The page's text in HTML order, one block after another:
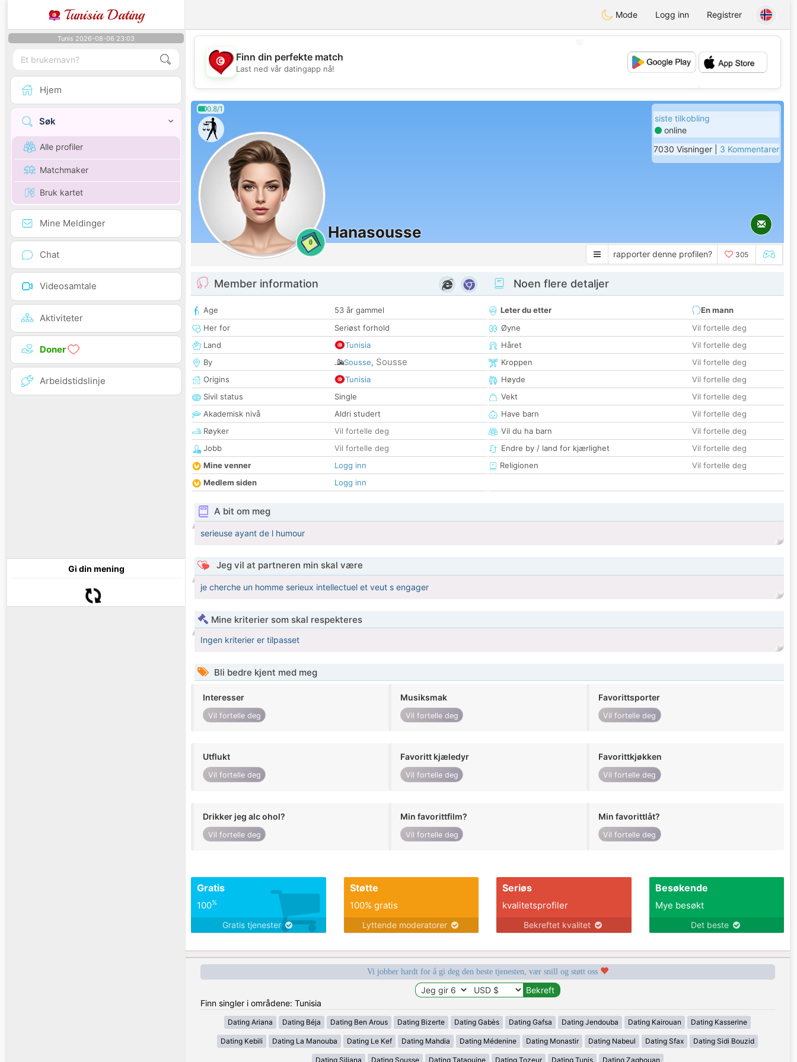
Tunisia Dating Mode Logg inn Registrer
Tunis 2026-08-06 23:03
Hjem
Søk
Alle profiler
Matchmaker
Bruk kartet
Mine Meldinger
Chat
Videosamtale
Aktiviteter
Doner
Arbeidstidslinje
Gi din mening
💖
💕
Finn din perfekte match
Last ned vår datingapp nå!
0.8/1
0
Hanasousse
siste tilkobling
online
7030 Visninger | 3 Kommentarer
rapporter denne profilen? 305
Member information
Age
53 år gammel
Her for
Seriøst forhold
Land
Tunisia
By
Sousse, Sousse
Origins
Tunisia
Sivil status
Single
Akademisk nivå
Aldri studert
Røyker
Vil fortelle deg
Jobb
Vil fortelle deg
Mine venner
Logg inn
Medlem siden
Logg inn
Noen flere detaljer
Leter du etter
En mann
Øyne
Vil fortelle deg
Håret
Vil fortelle deg
Kroppen
Vil fortelle deg
Høyde
Vil fortelle deg
Vekt
Vil fortelle deg
Have barn
Vil fortelle deg
Vil du ha barn
Vil fortelle deg
Endre by / land for kjærlighet
Vil fortelle deg
Religionen
Vil fortelle deg
A bit om meg
serieuse ayant de l humour
Jeg vil at partneren min skal være
je cherche un homme serieux intellectuel et veut s engager
Mine kriterier som skal respekteres
Ingen kriterier er tilpasset
Bli bedre kjent med meg
Interesser
Vil fortelle deg
Musiksmak
Vil fortelle deg
Favorittsporter
Vil fortelle deg
Utflukt
Vil fortelle deg
Favoritt kjæledyr
Vil fortelle deg
Favorittkjøkken
Vil fortelle deg
Drikker jeg alc ohol?
Vil fortelle deg
Min favorittfilm?
Vil fortelle deg
Min favorittlåt?
Vil fortelle deg
Gratis
100%
Gratis tjenester
Støtte
100% gratis
Lyttende moderatorer
Seriøs
kvalitetsprofiler
Bekreftet kvalitet
Besøkende
Mye besøkt
Det beste
Vi jobber hardt for å gi deg den beste tjenesten, vær snill og støtt oss
Finn singler i områdene: Tunisia
Dating Ariana Dating Béja Dating Ben Arous Dating Bizerte Dating Gabès Dating Gafsa Dating Jendouba Dating Kairouan Dating Kasserine
Dating Kebili Dating La Manouba Dating Le Kef Dating Mahdia Dating Médenine Dating Monastir Dating Nabeul Dating Sfax Dating Sidi Bouzid
Dating Siliana Dating Sousse Dating Tataouine Dating Tozeur Dating Tunis Dating Zaghouan